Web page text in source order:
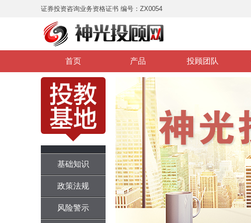
证券投资咨询业务资格证书 编号：ZX0054
首页 产品 投顾团队
基础知识
政策法规
风险警示